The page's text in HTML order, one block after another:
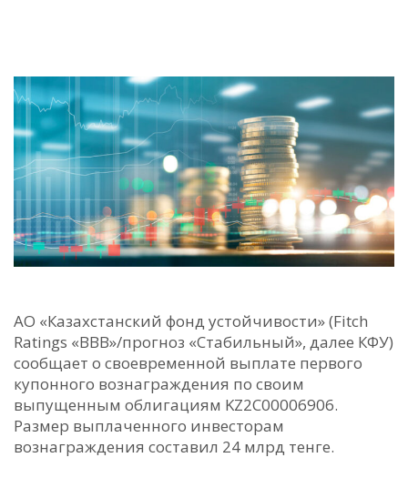
АО «Казахстанский фонд устойчивости» (Fitch
Ratings «BBB»/прогноз «Стабильный», далее КФУ)
сообщает о своевременной выплате первого
купонного вознаграждения по своим
выпущенным облигациям KZ2C00006906.
Размер выплаченного инвесторам
вознаграждения составил 24 млрд тенге.